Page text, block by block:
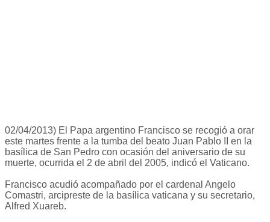
02/04/2013) El Papa argentino Francisco se recogió a orar
este martes frente a la tumba del beato Juan Pablo II en la
basílica de San Pedro con ocasión del aniversario de su
muerte, ocurrida el 2 de abril del 2005, indicó el Vaticano.
Francisco acudió acompañado por el cardenal Angelo
Comastri, arcipreste de la basílica vaticana y su secretario,
Alfred Xuareb.